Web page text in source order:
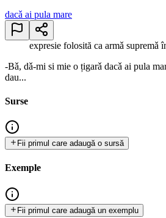
dacǎ ai pula mare
expresie folosită ca armǎ supremǎ
-Bǎ, dǎ-mi si mie o țigarǎ dacǎ ai pula
dau...
Surse
Fii primul care adaugă o sursă
Exemple
Fii primul care adaugă un exemplu